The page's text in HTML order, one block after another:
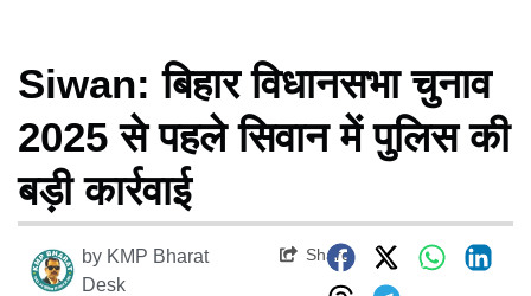
Siwan: बिहार विधानसभा चुनाव
2025 से पहले सिवान में पुलिस की
बड़ी कार्रवाई
by KMP Bharat
Desk
Share